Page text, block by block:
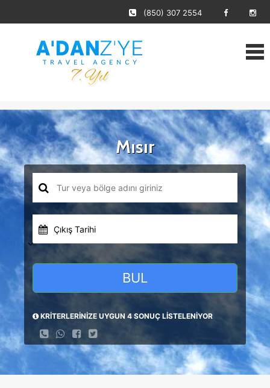
(850) 307 2554
Mısır
Çıkış Tarihi
BUL
KRİTERLERİNİZE UYGUN 4 SONUÇ LİSTELENİYOR